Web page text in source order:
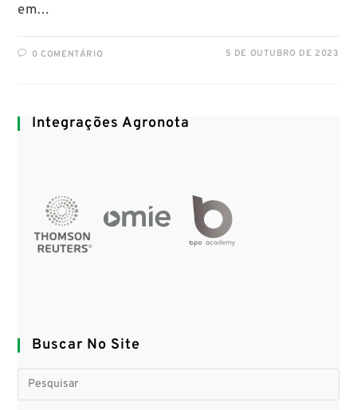
em…
0 COMENTÁRIO 5 DE OUTUBRO DE 2023
Integrações Agronota
Buscar No Site